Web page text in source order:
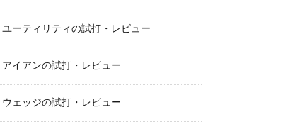
ユーティリティの試打・レビュー
アイアンの試打・レビュー
ウェッジの試打・レビュー